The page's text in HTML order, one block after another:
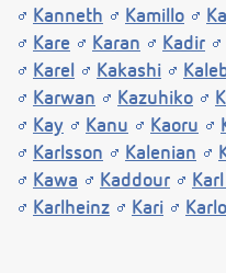
Kanneth
Kamillo
Kare
Karan Kadir
Karel
Kakashi
Karwan
Kazuhiko
Kay
Kanu Kaoru
Karlsson
Kalenian
Kawa
Kaddour
Karlheinz
Kari